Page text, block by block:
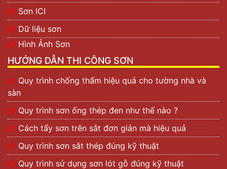
Sơn ICI
Dữ liệu sơn
Hình Ảnh Sơn
HƯỚNG DẪN THI CÔNG SƠN
Quy trình chống thấm hiệu quả cho tường nhà và
sàn
Quy trình sơn ống thép đen như thế nào ?
Cách tẩy sơn trên sắt đơn giản mà hiệu quả
Quy trình sơn sắt thép đúng kỹ thuật
Quy trình sử dụng sơn lót gỗ đúng kỹ thuật